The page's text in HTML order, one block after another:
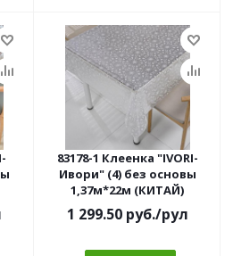
83178-1 Клеенка "IVORI-
Ивори" (4) без основы
1,37м*22м (КИТАЙ)
1 299.50руб./рул